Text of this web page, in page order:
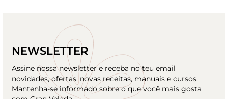
NEWSLETTER
Assine nossa newsletter e receba no teu email
novidades, ofertas, novas receitas, manuais e cursos.
Mantenha-se informado sobre o que você mais gosta